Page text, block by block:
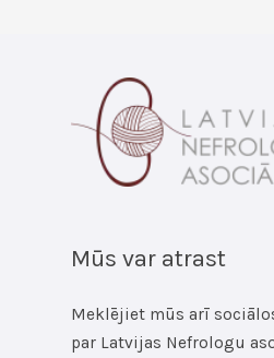
Mūs var atrast
Meklējiet mūs arī
par Latvijas Nefrologu